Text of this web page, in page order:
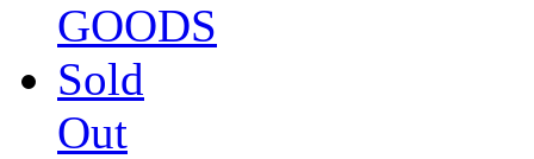
GOODS
Sold
Out